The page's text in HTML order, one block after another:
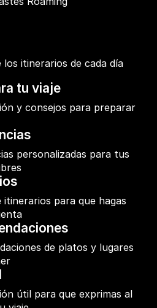
los itinerarios de cada día
tu viaje
y consejos para preparar
personalizadas para tus
itinerarios para que hagas
de platos y lugares
útil para que exprimas al